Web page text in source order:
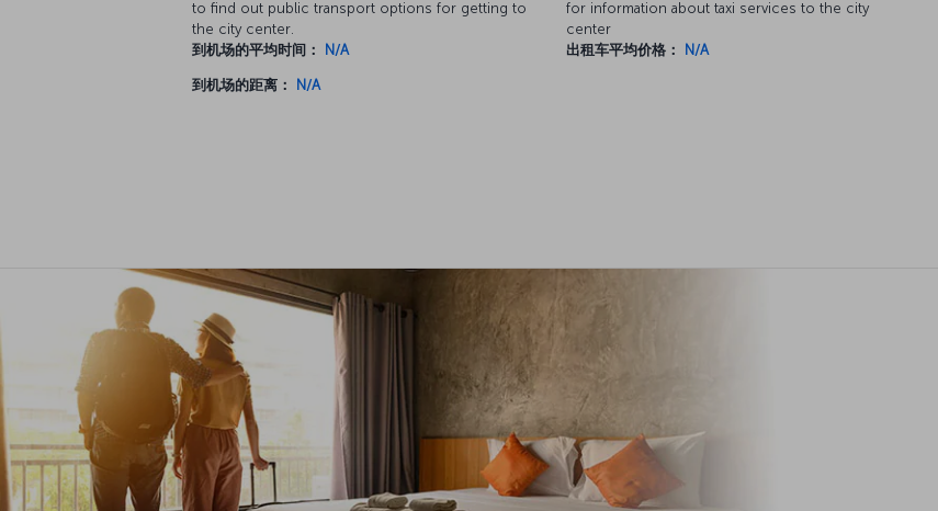
to find out public transport options for getting to
the city center.
到机场的平均时间：
N/A
到机场的距离： N/A
for information about taxi services to the city
center
出租车平均价格：
N/A